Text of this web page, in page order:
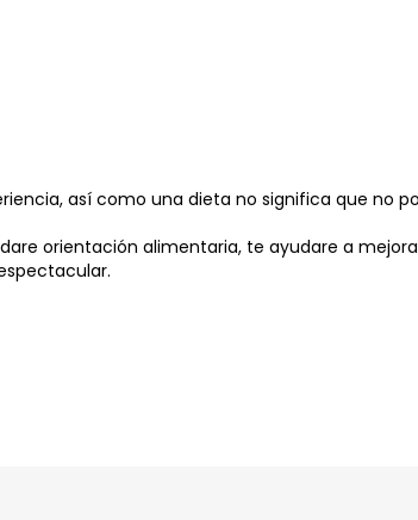
así como una dieta no significa que no
orientación alimentaria, te ayudare a